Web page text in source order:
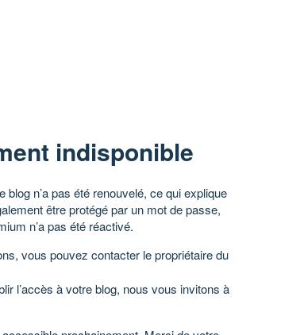
indisponible
n’a pas été renouvelé, ce qui explique
être protégé par un mot de passe,
n’a pas été réactivé.
vous pouvez contacter le propriétaire du
l’accès à votre blog, nous vous invitons à